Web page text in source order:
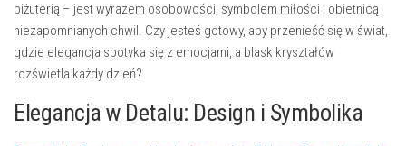
biżuterią – jest wyrazem osobowości, symbolem miłości i obietnicą
niezapomnianych chwil. Czy jesteś gotowy, aby przenieść się w świat,
gdzie elegancja spotyka się z emocjami, a blask kryształów
rozświetla każdy dzień?
Elegancja w Detalu: Design i Symbolika